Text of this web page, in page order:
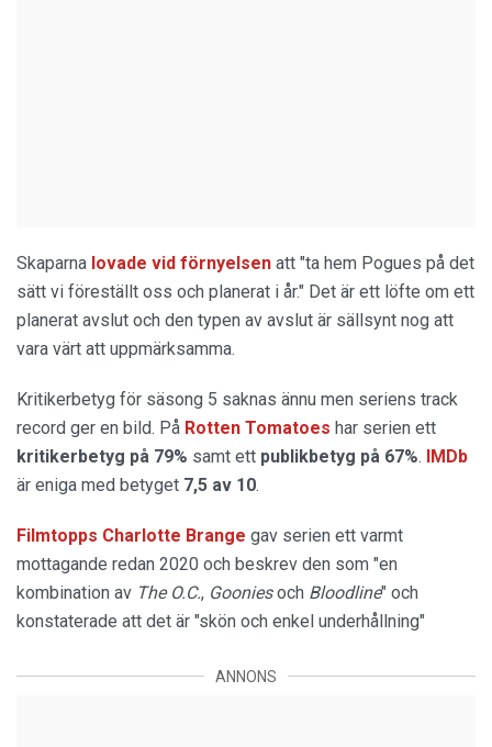
Skaparna lovade vid förnyelsen att "ta hem Pogues på det
sätt vi föreställt oss och planerat i år." Det är ett löfte om ett
planerat avslut och den typen av avslut är sällsynt nog att
vara värt att uppmärksamma.
Kritikerbetyg för säsong 5 saknas ännu men seriens track
record ger en bild. På Rotten Tomatoes har serien ett
kritikerbetyg på 79% samt ett publikbetyg på 67%. IMDb
är eniga med betyget 7,5 av 10.
Filmtopps Charlotte Brange gav serien ett varmt
mottagande redan 2020 och beskrev den som "en
kombination av The O.C., Gooniesoch Bloodline" och
konstaterade att det är "skön och enkel underhållning"
ANNONS